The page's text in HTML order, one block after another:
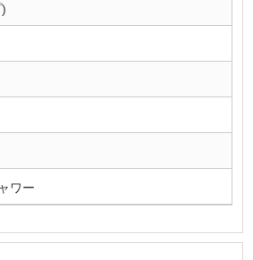
ワー